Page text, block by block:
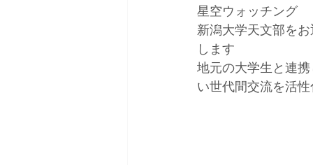
星空ウォッチング
新潟大学天文部を
します
地元の大学生と連
い世代間交流を活